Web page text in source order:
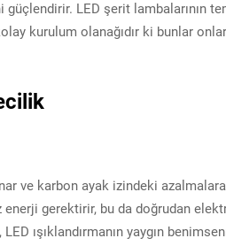
LED şerit lambalarının
kurulum olanağıdır ki bunlar
ve karbon ayak izindeki azalmalara
enerji gerektirir, bu da doğrudan
ışıklandırmanın yaygın